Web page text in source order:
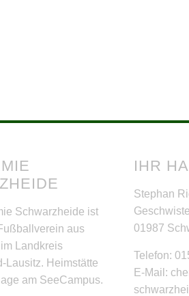
Schwarzheide ist
aus
Landkreis
Lausitz. Heimstätte
am SeeCampus.
IHR
Stephan
01987
Telefon:
E-Mail: